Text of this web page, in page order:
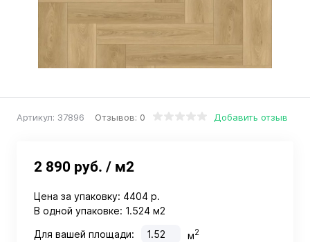
Отзывов: 0 Добавить отзыв
Артикул: 37896
2 890 руб. / м2
Цена за упаковку: 4404 р.
В одной упаковке: 1.524 м2
Для вашей площади:
м2